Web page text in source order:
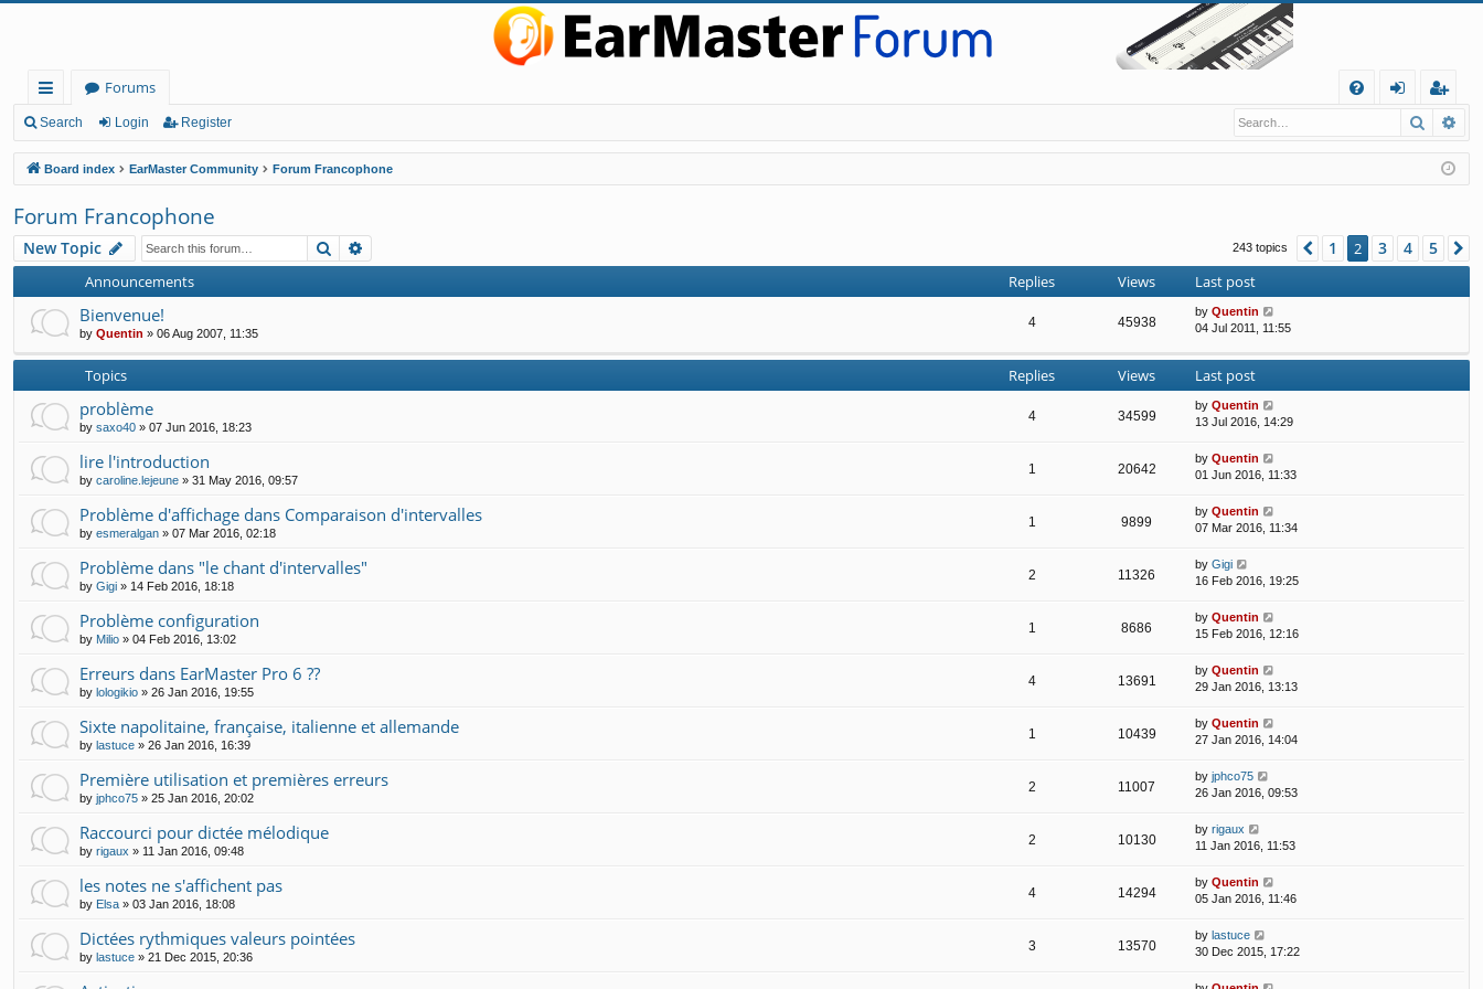
ui
ck
lin
ks
Forums
Q
in
eg
ist
er
Search Login Register Search
Board index EarMaster Community Forum Francophone
Forum Francophone
New Topic Search 243 topics Previous
1 2 3 4 5
Announcements Replies Views Last post
Bienvenue!
by Quentin » 06 Aug 2007, 11:35
4 45938
by Quentin
04 Jul 2011, 11:55
Topics Replies Views Last post
problème
by saxo40 » 07 Jun 2016, 18:23
4 34599
by Quentin
13 Jul 2016, 14:29
lire l'introduction
by caroline.lejeune » 31 May 2016, 09:57
1 20642
by Quentin
01 Jun 2016, 11:33
Problème d'affichage dans Comparaison d'intervalles
by esmeralgan » 07 Mar 2016, 02:18
1 9899
by Quentin
07 Mar 2016, 11:34
Problème dans "le chant d'intervalles"
by Gigi » 14 Feb 2016, 18:18
2 11326
by Gigi
16 Feb 2016, 19:25
Problème configuration
by Milio » 04 Feb 2016, 13:02
1 8686
by Quentin
15 Feb 2016, 12:16
Erreurs dans EarMaster Pro 6 ??
by lologikio » 26 Jan 2016, 19:55
4 13691
by Quentin
29 Jan 2016, 13:13
Sixte napolitaine, française, italienne et allemande
by lastuce » 26 Jan 2016, 16:39
1 10439
by Quentin
27 Jan 2016, 14:04
Première utilisation et premières erreurs
by jphco75 » 25 Jan 2016, 20:02
2 11007
by jphco75
26 Jan 2016, 09:53
Raccourci pour dictée mélodique
by rigaux » 11 Jan 2016, 09:48
2 10130
by rigaux
11 Jan 2016, 11:53
les notes ne s'affichent pas
by Elsa » 03 Jan 2016, 18:08
4 14294
by Quentin
05 Jan 2016, 11:46
Dictées rythmiques valeurs pointées
by lastuce » 21 Dec 2015, 20:36
3 13570
by lastuce
30 Dec 2015, 17:22